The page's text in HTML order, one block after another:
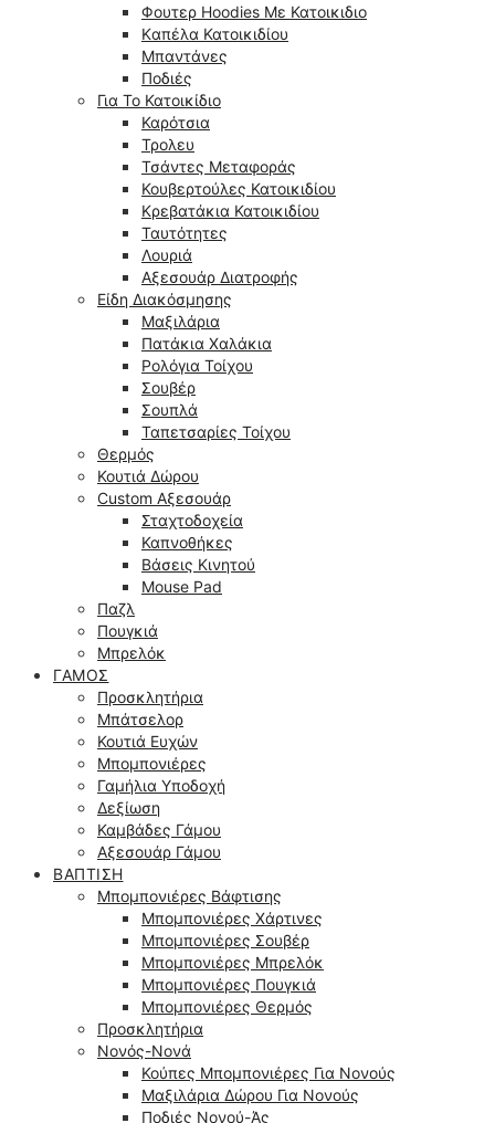
Φουτερ Hoodies Με Κατοικιδιο
Kαπέλα Κατοικιδίου
Μπαντάνες
Ποδιές
Για Το Κατοικίδιο
Καρότσια
Τρολευ
Τσάντες Μεταφοράς
Κουβερτούλες Κατοικιδίου
Κρεβατάκια Κατοικιδίου
Ταυτότητες
Λουριά
Αξεσουάρ Διατροφής
Είδη Διακόσμησης
Μαξιλάρια
Πατάκια Χαλάκια
Ρολόγια Τοίχου
Σουβέρ
Σουπλά
Ταπετσαρίες Τοίχου
Θερμός
Κουτιά Δώρου
Custom Αξεσουάρ
Σταχτοδοχεία
Καπνοθήκες
Βάσεις Κινητού
Mouse Pad
Παζλ
Πουγκιά
Μπρελόκ
ΓΆΜΟΣ
Προσκλητήρια
Μπάτσελορ
Κουτιά Ευχών
Μπομπονιέρες
Γαμήλια Υποδοχή
Δεξίωση
Καμβάδες Γάμου
Αξεσουάρ Γάμου
ΒΆΠΤΙΣΗ
Μπομπονιέρες Βάφτισης
Μπομπονιέρες Χάρτινες
Μπομπονιέρες Σουβέρ
Μπομπονιέρες Μπρελόκ
Μπομπονιέρες Πουγκιά
Μπομπονιέρες Θερμός
Προσκλητήρια
Νονός-Νονά
Κούπες Μπομπονιέρες Για Νονούς
Μαξιλάρια Δώρου Για Νονούς
Ποδιές Νονού-Άς